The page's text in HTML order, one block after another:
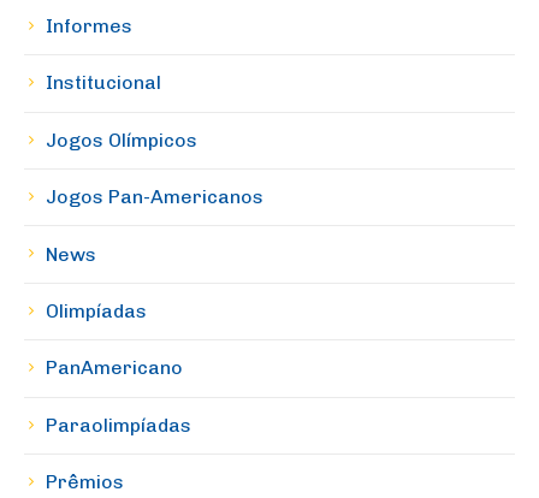
Informes
Institucional
Jogos Olímpicos
Jogos Pan-Americanos
News
Olimpíadas
PanAmericano
Paraolimpíadas
Prêmios